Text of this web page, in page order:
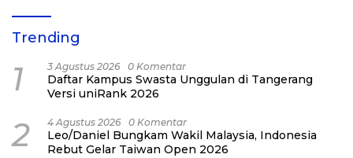
Trending
1 3 Agustus 2026 0 Komentar
Daftar Kampus Swasta Unggulan di Tangerang
Versi uniRank 2026
2 4 Agustus 2026 0 Komentar
Leo/Daniel Bungkam Wakil Malaysia, Indonesia
Rebut Gelar Taiwan Open 2026